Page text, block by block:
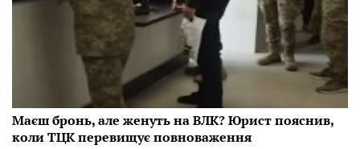
Маєш бронь, але женуть на ВЛК? Юрист пояснив,
коли ТЦК перевищує повноваження